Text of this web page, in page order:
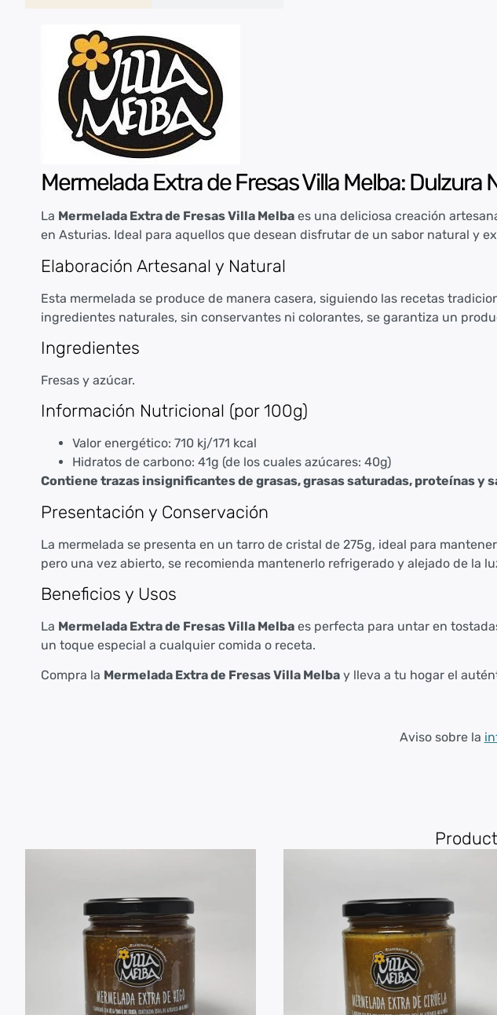
Mermelada Extra de Fresas Villa Melba: Dulzura
La Mermelada Extra de Fresas Villa Melba es una deliciosa creación
en Asturias. Ideal para aquellos que desean disfrutar de un sabor natural y
Elaboración Artesanal y Natural
Esta mermelada se produce de manera casera, siguiendo las recetas
ingredientes naturales, sin conservantes ni colorantes, se garantiza un
Ingredientes
Fresas y azúcar.
Información Nutricional (por 100g)
Valor energético: 710 kj/171 kcal
Hidratos de carbono: 41g (de los cuales azúcares: 40g)
Contiene trazas insignificantes de grasas, grasas saturadas, proteínas y
Presentación y Conservación
La mermelada se presenta en un tarro de cristal de 275g, ideal para
pero una vez abierto, se recomienda mantenerlo refrigerado y alejado de la
Beneficios y Usos
La Mermelada Extra de Fresas Villa Melba es perfecta para untar en
un toque especial a cualquier comida o receta.
Compra la Mermelada Extra de Fresas Villa Melba y lleva a tu hogar el
Aviso sobre la